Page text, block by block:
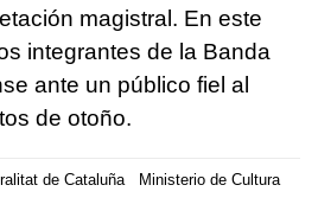
magistral. En este
integrantes de la Banda
ante un público fiel al
de otoño.
de Cataluña
Ministerio de Cultura